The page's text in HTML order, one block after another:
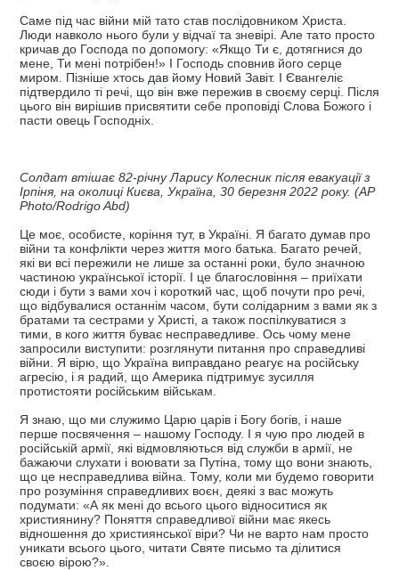
Саме під час війни мій тато став послідовником Христа.
Люди навколо нього були у відчаї та зневірі. Але тато просто
кричав до Господа по допомогу: «Якщо Ти є, дотягнися до
мене, Ти мені потрібен!» І Господь сповнив його серце
миром. Пізніше хтось дав йому Новий Завіт. І Євангеліє
підтвердило ті речі, що він вже пережив в своєму серці. Після
цього він вирішив присвятити себе проповіді Слова Божого і
пасти овець Господніх.
Солдат втішає 82-річну Ларису Колесник після евакуації з
Ірпіня, на околиці Києва, Україна, 30 березня 2022 року. (AP
Photo/Rodrigo Abd)
Це моє, особисте, коріння тут, в Україні. Я багато думав про
війни та конфлікти через життя мого батька. Багато речей,
які ви всі пережили не лише за останні роки, було значною
частиною української історії. І це благословіння – приїхати
сюди і бути з вами хоч і короткий час, щоб почути про речі,
що відбувалися останнім часом, бути солідарним з вами як з
братами та сестрами у Христі, а також поспілкуватися з
тими, в кого життя буває несправедливе. Ось чому мене
запросили виступити: розглянути питання про справедливі
війни. Я вірю, що Україна виправдано реагує на російську
агресію, і я радий, що Америка підтримує зусилля
протистояти російським військам.
Я знаю, що ми служимо Царю царів і Богу богів, і наше
перше посвячення – нашому Господу. І я чую про людей в
російській армії, які відмовляються від служби в армії, не
бажаючи слухати і воювати за Путіна, тому що вони знають,
що це несправедлива війна. Тому, коли ми будемо говорити
про розуміння справедливих воєн, деякі з вас можуть
подумати: «А як мені до всього цього відноситися як
християнину? Поняття справедливої війни має якесь
відношення до християнської віри? Чи не варто нам просто
уникати всього цього, читати Святе письмо та ділитися
своєю вірою?».